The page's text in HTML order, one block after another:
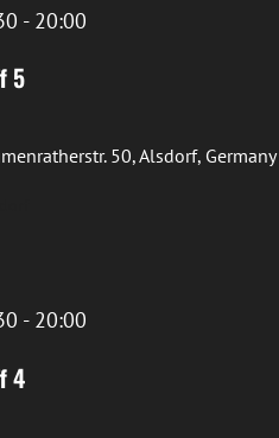
5
- 20:00
50, Alsdorf, Germany
4
- 20:00